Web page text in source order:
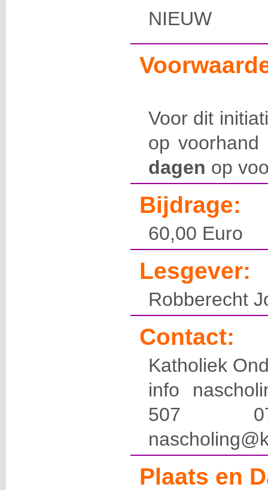
NIEUW
Voor dit
op
dagen op
Bijdrage:
60,00 Euro
Lesgever:
Robberecht
Contact:
Katholiek
info
507
Plaats en